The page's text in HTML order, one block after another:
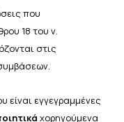
που
18 του ν.
στις
είναι εγγεγραμμένες
χορηγούμενα